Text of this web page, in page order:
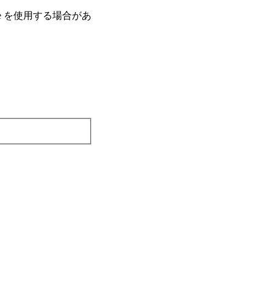
使⽤する場合があ